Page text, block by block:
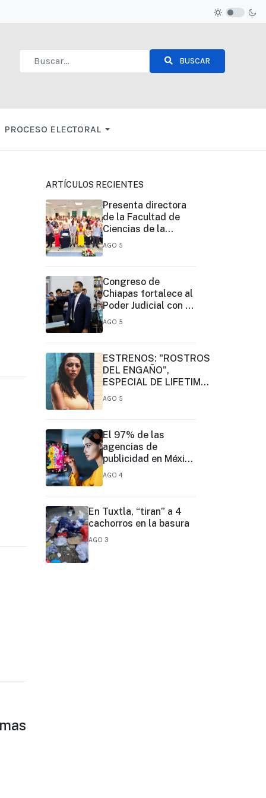
BUSCAR
PROCESO ELECTORAL
ARTÍCULOS RECIENTES
Presenta directora
de la Facultad de
Ciencias de la
Nutrición y
de su primer año de
gestión
AGO 5
Congreso de
Chiapas fortalece al
Poder Judicial con el
nombramiento de
como magistrado
AGO 5
ESTRENOS: "ROSTROS
DEL ENGAÑO",
ESPECIAL DE LIFETIME
MOVIES DONDE NADA
AGO 5
El 97% de las
agencias de
publicidad en México
prioriza la IA, pero
AGO 4
En Tuxtla, “tiran” a 4
cachorros en la basura
AGO 3